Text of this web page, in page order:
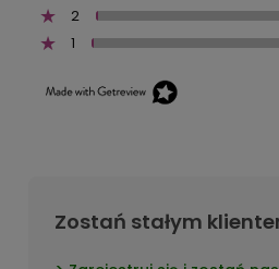
2
1
Zostań stałym